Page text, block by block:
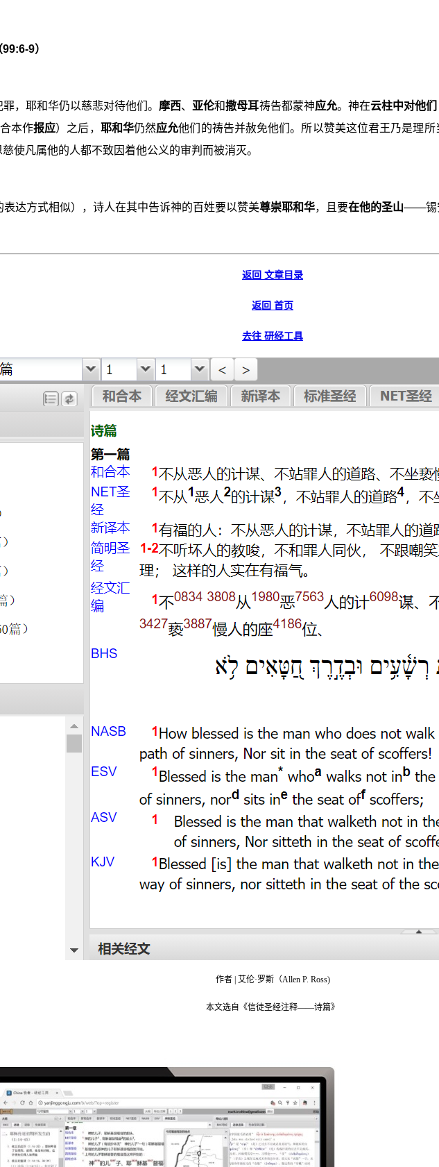
9）
，耶和华仍以慈悲对待他们。 摩西、 亚伦和撒母耳祷告都蒙神应允。神在云柱中对他们
本作报应）之后， 耶和华仍然应允他们的祷告并赦免他们。所以赞美这位君王乃是理
使凡属他的人都不致因着他公义的审判而被消灭。
达方式相似），诗人在其中告诉神的百姓要以赞美尊崇耶和华，且要在他的圣山——锡
返回 文章目录
返回 首页
去往 研经工具
作者 | 艾伦·罗斯（Allen P. Ross)
本文选自《信徒圣经注释——诗篇》